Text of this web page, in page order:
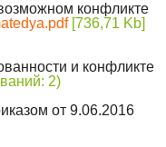
конфликте
[736,71 Kb]
и конфликте
2)
от 9.06.2016